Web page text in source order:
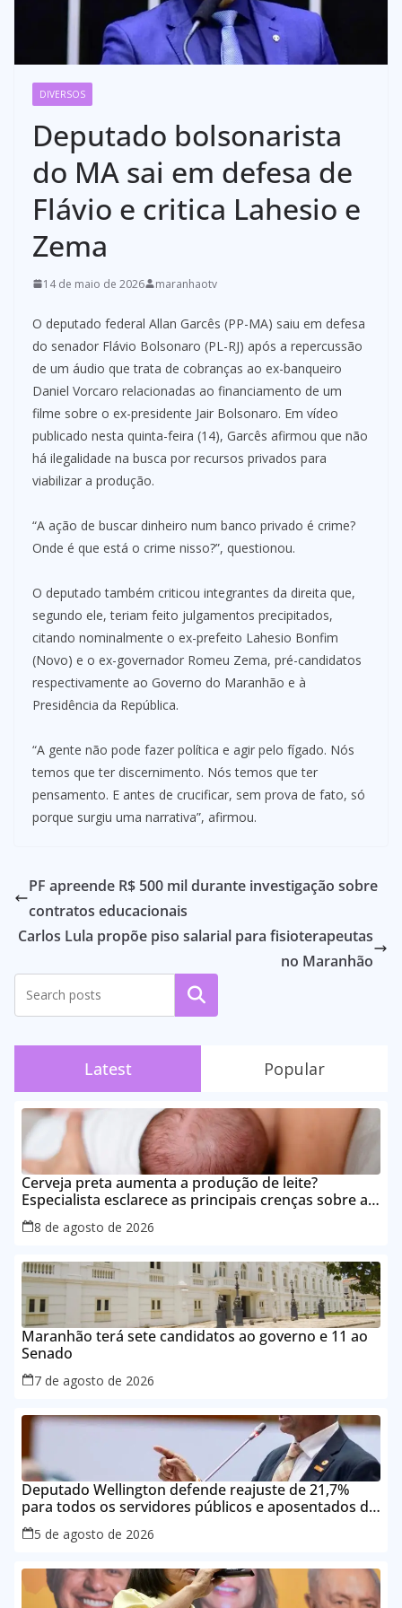
DIVERSOS
Deputado bolsonarista
do MA sai em defesa de
Flávio e critica Lahesio e
Zema
14 de maio de 2026 maranhaotv
O deputado federal Allan Garcês (PP-MA) saiu em defesa
do senador Flávio Bolsonaro (PL-RJ) após a repercussão
de um áudio que trata de cobranças ao ex-banqueiro
Daniel Vorcaro relacionadas ao financiamento de um
filme sobre o ex-presidente Jair Bolsonaro. Em vídeo
publicado nesta quinta-feira (14), Garcês afirmou que não
há ilegalidade na busca por recursos privados para
viabilizar a produção.
“A ação de buscar dinheiro num banco privado é crime?
Onde é que está o crime nisso?”, questionou.
O deputado também criticou integrantes da direita que,
segundo ele, teriam feito julgamentos precipitados,
citando nominalmente o ex-prefeito Lahesio Bonfim
(Novo) e o ex-governador Romeu Zema, pré-candidatos
respectivamente ao Governo do Maranhão e à
Presidência da República.
“A gente não pode fazer política e agir pelo fígado. Nós
temos que ter discernimento. Nós temos que ter
pensamento. E antes de crucificar, sem prova de fato, só
porque surgiu uma narrativa”, afirmou.
PF apreende R$ 500 mil durante investigação sobre
contratos educacionais
Carlos Lula propõe piso salarial para fisioterapeutas
no Maranhão
Pesquisar
Latest Popular
Cerveja preta aumenta a produção de leite?
Especialista esclarece as principais crenças sobre a
alimentação durante a amamentação
8 de agosto de 2026
Maranhão terá sete candidatos ao governo e 11 ao
Senado
7 de agosto de 2026
Deputado Wellington defende reajuste de 21,7%
para todos os servidores públicos e aposentados do
Maranhão
5 de agosto de 2026